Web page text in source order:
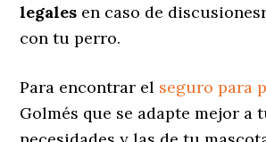
legales en caso de
con tu perro.
Para encontrar el seguro para
Golmés que se adapte mejor a